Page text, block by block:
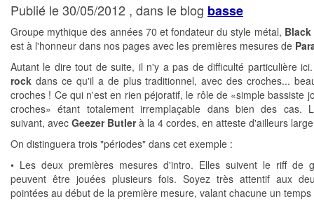
Publié le 30/05/2012 , dans le blog basse
Groupe mythique des années 70 et fondateur du style métal,
est à l'honneur dans nos pages avec les premières mesures de
Autant le dire tout de suite, il n'y a pas de difficulté particulière
rock dans ce qu'il a de plus traditionnel, avec des croches...
croches ! Ce qui n'est en rien péjoratif, le rôle de «simple bassiste
croches» étant totalement irremplaçable dans bien des cas.
suivant, avec Geezer Butlerà la 4 cordes, en atteste d'ailleurs
On distinguera trois "périodes" dans cet exemple :
• Les deux premières mesures d'intro. Elles suivent le riff de
peuvent être jouées plusieurs fois. Soyez très attentif aux
pointées au début de la première mesure, valant chacune un